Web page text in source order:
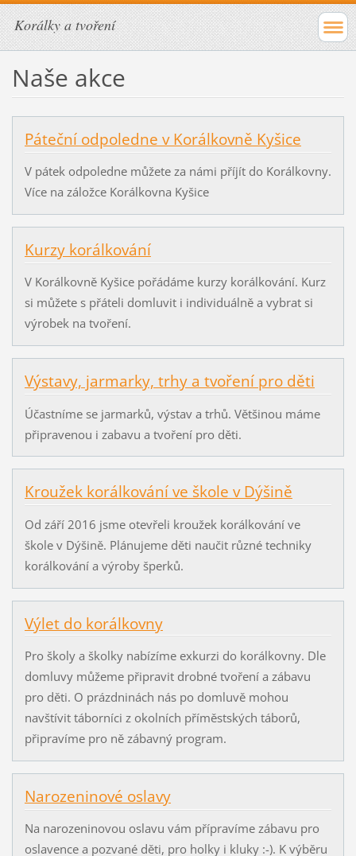
Korálky a tvoření
Naše akce
Páteční odpoledne v Korálkovně Kyšice
V pátek odpoledne můžete za námi příjít do Korálkovny.
Více na záložce Korálkovna Kyšice
Kurzy korálkování
V Korálkovně Kyšice pořádáme kurzy korálkování. Kurz
si můžete s přáteli domluvit i individuálně a vybrat si
výrobek na tvoření.
Výstavy, jarmarky, trhy a tvoření pro děti
Účastníme se jarmarků, výstav a trhů. Většinou máme
připravenou i zabavu a tvoření pro děti.
Kroužek korálkování ve škole v Dýšině
Od září 2016 jsme otevřeli kroužek korálkování ve
škole v Dýšině. Plánujeme děti naučit různé techniky
korálkování a výroby šperků.
Výlet do korálkovny
Pro školy a školky nabízíme exkurzi do korálkovny. Dle
domluvy můžeme připravit drobné tvoření a zábavu
pro děti. O prázdninách nás po domluvě mohou
navštívit táborníci z okolních příměstských táborů,
připravíme pro ně zábavný program.
Narozeninové oslavy
Na narozeninovou oslavu vám přípravíme zábavu pro
oslavence a pozvané děti, pro holky i kluky :-). K výběru